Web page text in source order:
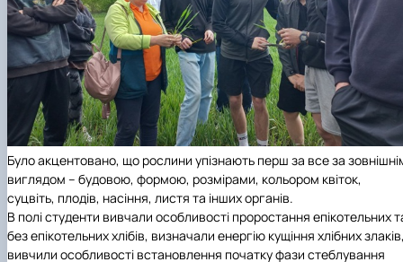
Було акцентовано, що рослини упізнають перш за все за
виглядом – будовою, формою, розмірами, кольором квіток,
суцвіть, плодів, насіння, листя та інших органів.
В полі студенти вивчали особливості проростання епікотельних
без епікотельних хлібів, визначали енергію кущіння хлібних
вивчили особливості встановлення початку фази стеблування